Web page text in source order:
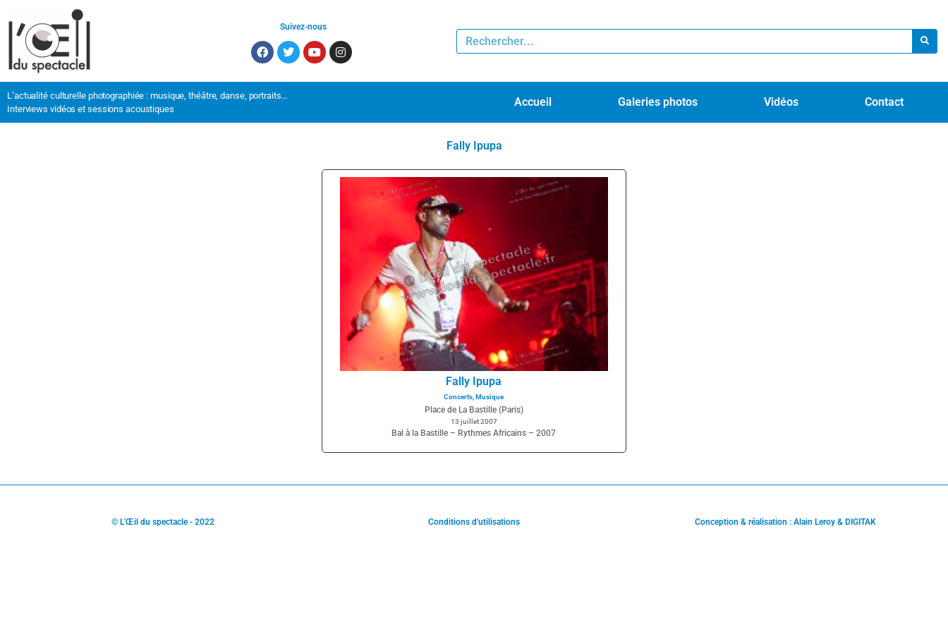
Suivez-nous
L’actualité culturelle photographiée : musique, théâtre, danse, portraits…
Interviews vidéos et sessions acoustiques
Accueil Galeries photos Vidéos Contact
Fally Ipupa
Fally Ipupa
Concerts, Musique
Place de La Bastille (Paris)
13 juillet 2007
Bal à la Bastille – Rythmes Africains – 2007
© L'Œil du spectacle - 2022 Conditions d'utilisations Conception & réalisation : Alain Leroy & DIGITAK